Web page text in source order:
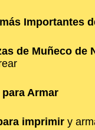
Importantes
de Muñeco de
Armar
imprimir y